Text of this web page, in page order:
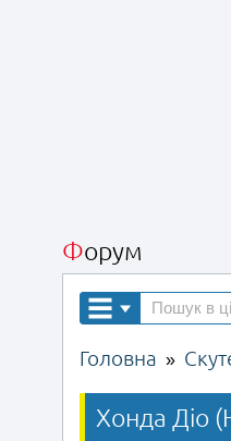
Форум
Головна »
Хонда Діо